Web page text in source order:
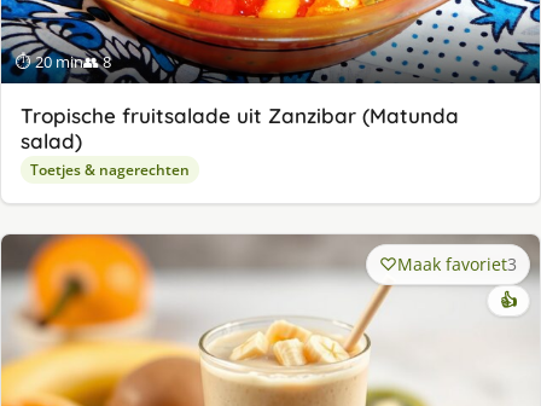
⏱ 20 min👥 8
Tropische fruitsalade uit Zanzibar (Matunda
salad)
Toetjes & nagerechten
Maak favoriet3
👍